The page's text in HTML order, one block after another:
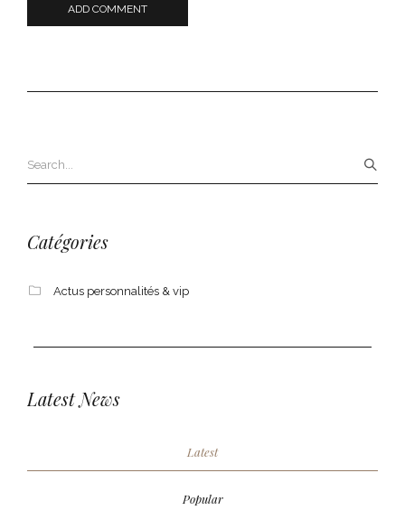
Catégories
Actus personnalités & vip
Latest News
Latest
Popular